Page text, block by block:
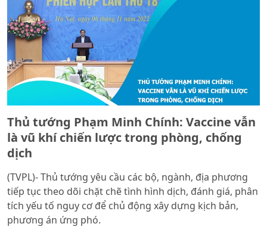
Thủ tướng Phạm Minh Chính: Vaccine vẫn
là vũ khí chiến lược trong phòng, chống
dịch
(TVPL)- Thủ tướng yêu cầu các bộ, ngành, địa phương
tiếp tục theo dõi chặt chẽ tình hình dịch, đánh giá, phân
tích yếu tố nguy cơ để chủ động xây dựng kịch bản,
phương án ứng phó.